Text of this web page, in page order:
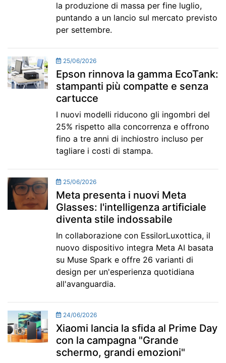
la produzione di massa per fine luglio,
puntando a un lancio sul mercato previsto
per settembre.
25/06/2026
Epson rinnova la gamma EcoTank:
stampanti più compatte e senza
cartucce
I nuovi modelli riducono gli ingombri del
25% rispetto alla concorrenza e offrono
fino a tre anni di inchiostro incluso per
tagliare i costi di stampa.
25/06/2026
Meta presenta i nuovi Meta
Glasses: l'intelligenza artificiale
diventa stile indossabile
In collaborazione con EssilorLuxottica, il
nuovo dispositivo integra Meta AI basata
su Muse Spark e offre 26 varianti di
design per un'esperienza quotidiana
all'avanguardia.
24/06/2026
Xiaomi lancia la sfida al Prime Day
con la campagna "Grande
schermo, grandi emozioni"